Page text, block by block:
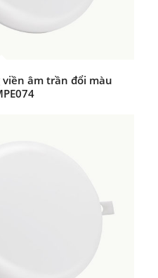
âm trần đổi màu